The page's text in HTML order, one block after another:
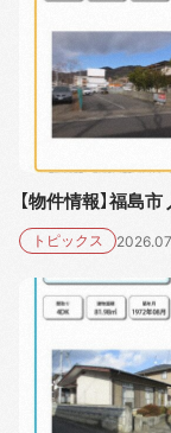
【物件情報】福島
トピックス